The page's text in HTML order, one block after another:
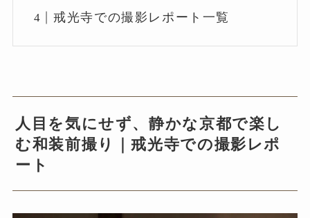
戒光寺での撮影レポート一覧
人目を気にせず、静かな京都で楽し
む和装前撮り｜戒光寺での撮影レポ
ート